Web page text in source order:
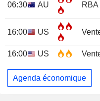
06:30 AU
16:00 US
16:00 US
Agenda économique